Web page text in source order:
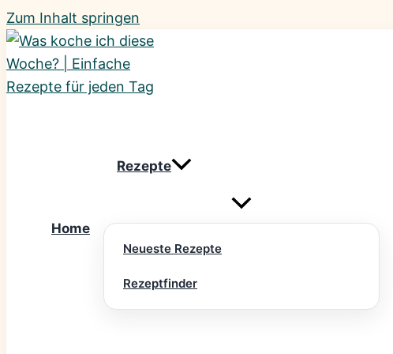
Zum Inhalt springen
Home
Rezepte
Neueste Rezepte
Rezeptfinder